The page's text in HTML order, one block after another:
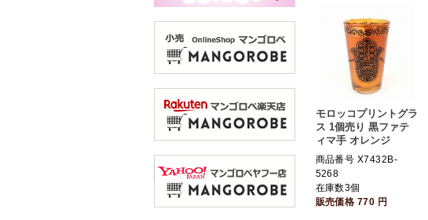
モロッコプリントグラ
ス 1個売り 黒ファテ
ィマ手 オレンジ
商品番号 X7432B-
5268
在庫数3個
販売価格 770 円